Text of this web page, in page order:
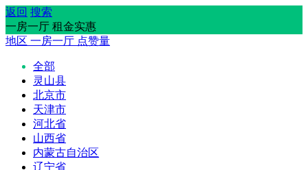
返回 搜索
一房一厅 租金实惠
地区 一房一厅 点赞量
全部
灵山县
北京市
天津市
河北省
山西省
内蒙古自治区
辽宁省